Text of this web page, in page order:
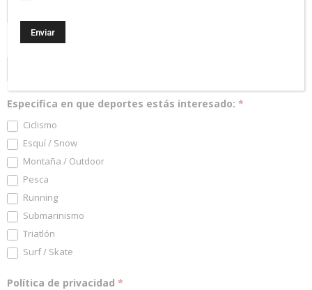
Código Postal
Especifica en que deportes estás interesado: *
Ciclismo
Esquí / Snow
Montaña / Outdoor
Pesca
Running
Submarinismo
Triatlón
Surf / Skate
Política de privacidad *